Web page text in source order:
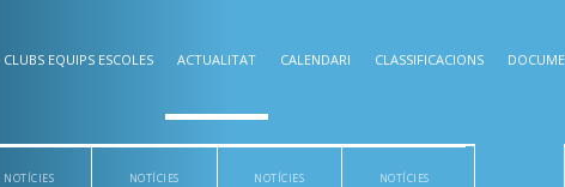
CLUBS EQUIPS ESCOLES ACTUALITAT CALENDARI CLASSIFICACIONS
NOTÍCIES NOTÍCIES NOTÍCIES NOTÍCIES